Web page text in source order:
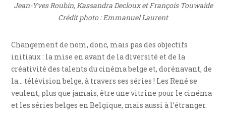
Jean-Yves Roubin, Kassandra Decloux et François Touwaide
Crédit photo : Emmanuel Laurent
Changement de nom, donc, mais pas des objectifs
initiaux : la mise en avant de la diversité et de la
créativité des talents du cinéma belge et, dorénavant, de
la… télévision belge, à travers ses séries ! Les René se
veulent, plus que jamais, être une vitrine pour le cinéma
et les séries belges en Belgique, mais aussi à l’étranger.